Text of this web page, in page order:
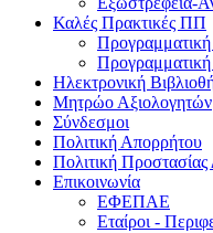
Καλές Πρακτικές ΠΠ
Ηλεκτρονική
Μητρώο Αξιολογητών
Σύνδεσμοι
Πολιτική Απορρήτου
Πολιτική
Επικοινωνία
ΕΦΕΠΑΕ
Εταίροι -